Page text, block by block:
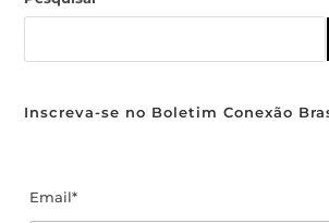
Inscreva-se no Boletim Conexão
Email*